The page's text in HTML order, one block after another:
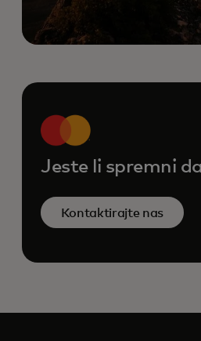
Jeste li spremni
Kontaktirajte nas